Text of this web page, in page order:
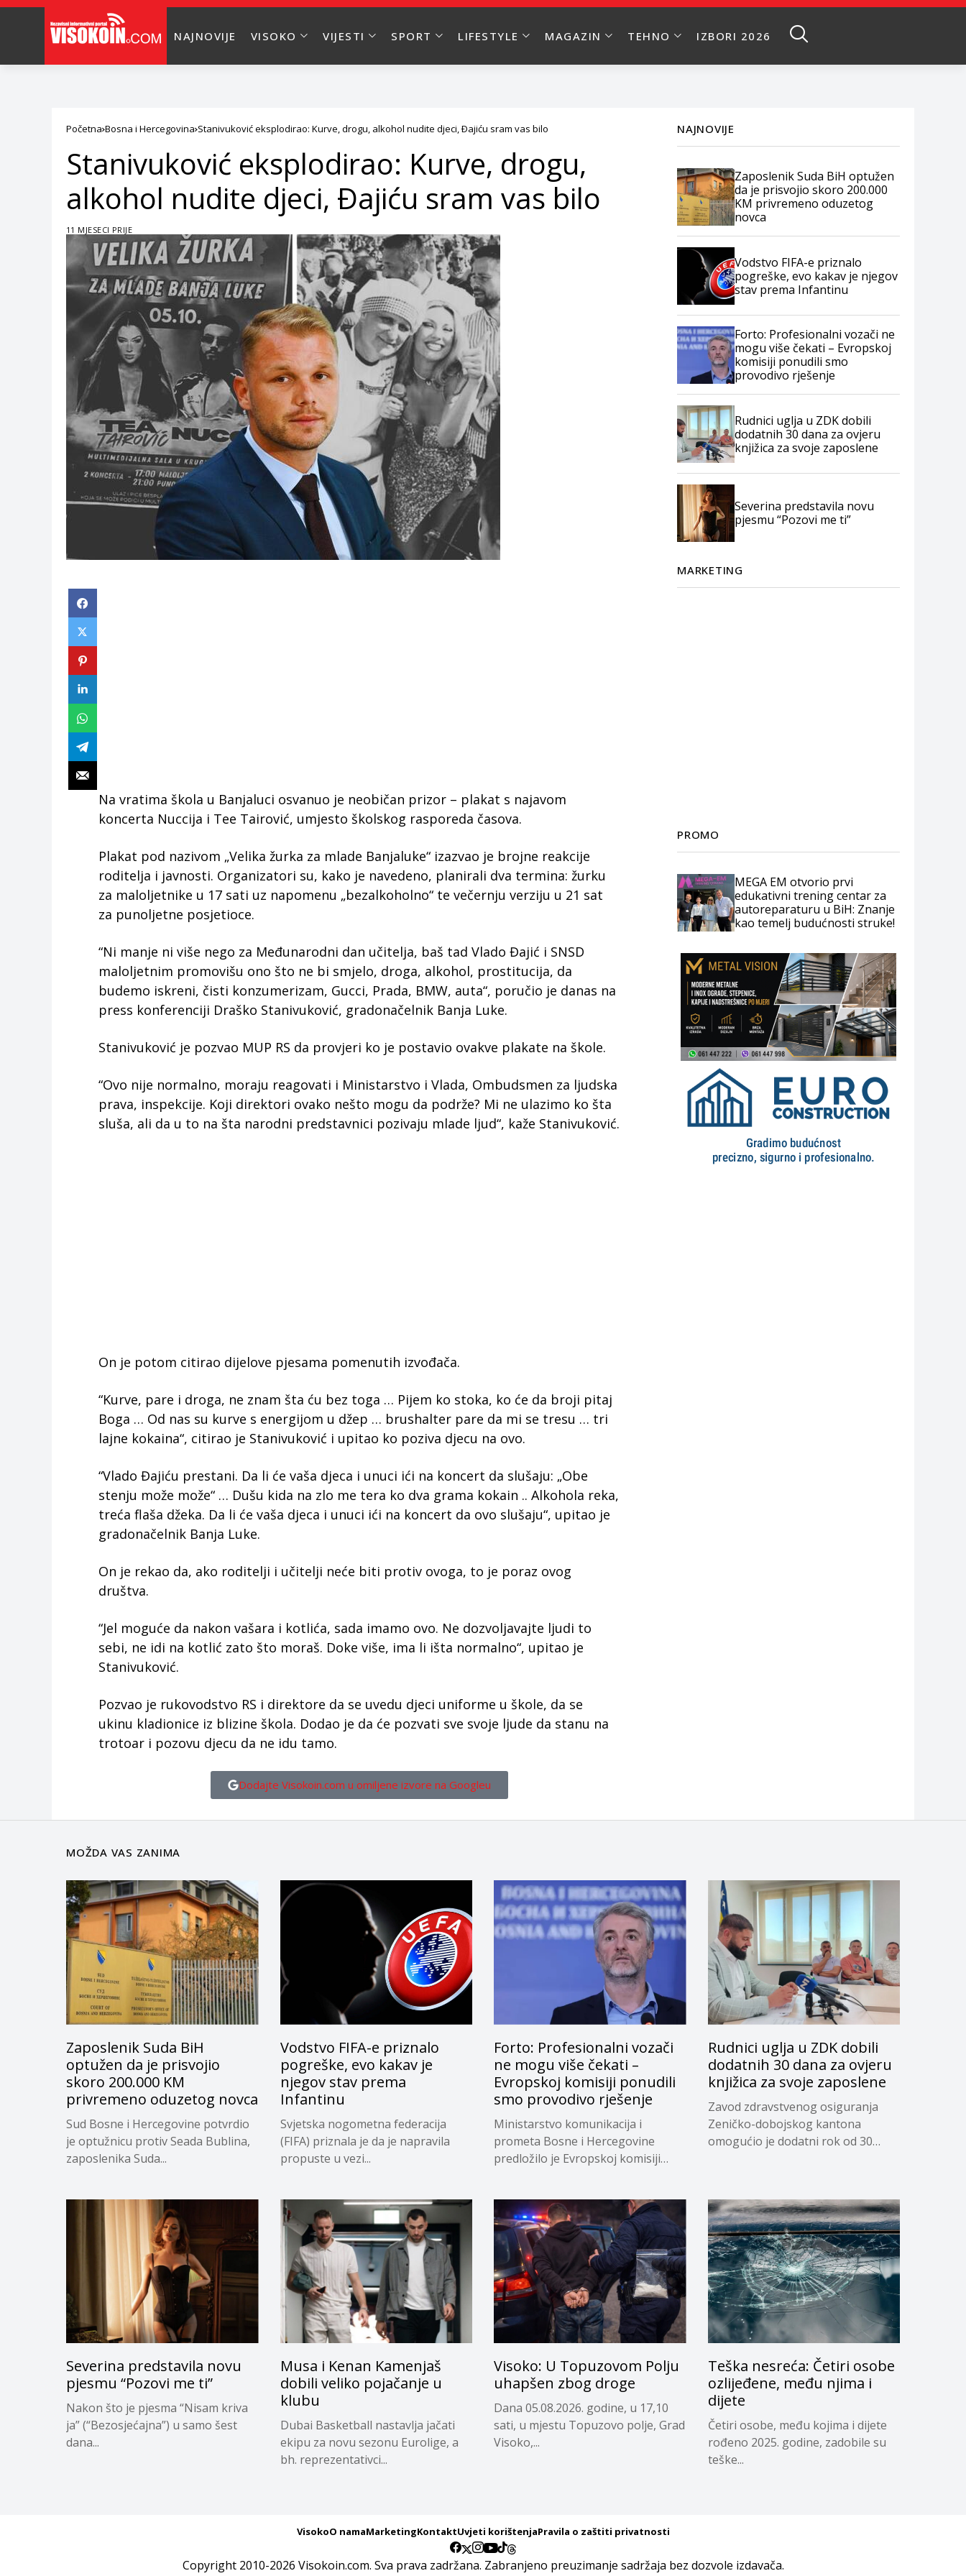
NAJNOVIJE VISOKO VIJESTI SPORT LIFESTYLE MAGAZIN TEHNO IZBORI 2026
Početna Bosna i Hercegovina Stanivuković eksplodirao: Kurve, drogu, alkohol nudite djeci, Ðajiću sram vas bilo
Stanivuković eksplodirao: Kurve, drogu,
alkohol nudite djeci, Ðajiću sram vas bilo
11 MJESECI PRIJE
Na vratima škola u Banjaluci osvanuo je neobičan prizor – plakat s najavom
koncerta Nuccija i Tee Tairović, umjesto školskog rasporeda časova.
Plakat pod nazivom „Velika žurka za mlade Banjaluke“ izazvao je brojne reakcije
roditelja i javnosti. Organizatori su, kako je navedeno, planirali dva termina: žurku
za maloljetnike u 17 sati uz napomenu „bezalkoholno“ te večernju verziju u 21 sat
za punoljetne posjetioce.
“Ni manje ni više nego za Međunarodni dan učitelja, baš tad Vlado Đajić i SNSD
maloljetnim promovišu ono što ne bi smjelo, droga, alkohol, prostitucija, da
budemo iskreni, čisti konzumerizam, Gucci, Prada, BMW, auta“, poručio je danas na
press konferenciji Draško Stanivuković, gradonačelnik Banja Luke.
Stanivuković je pozvao MUP RS da provjeri ko je postavio ovakve plakate na škole.
“Ovo nije normalno, moraju reagovati i Ministarstvo i Vlada, Ombudsmen za ljudska
prava, inspekcije. Koji direktori ovako nešto mogu da podrže? Mi ne ulazimo ko šta
sluša, ali da u to na šta narodni predstavnici pozivaju mlade ljud“, kaže Stanivuković.
On je potom citirao dijelove pjesama pomenutih izvođača.
“Kurve, pare i droga, ne znam šta ću bez toga … Pijem ko stoka, ko će da broji pitaj
Boga … Od nas su kurve s energijom u džep … brushalter pare da mi se tresu … tri
lajne kokaina“, citirao je Stanivuković i upitao ko poziva djecu na ovo.
“Vlado Đajiću prestani. Da li će vaša djeca i unuci ići na koncert da slušaju: „Obe
stenju može može“ … Dušu kida na zlo me tera ko dva grama kokain .. Alkohola reka,
treća flaša džeka. Da li će vaša djeca i unuci ići na koncert da ovo slušaju“, upitao je
gradonačelnik Banja Luke.
On je rekao da, ako roditelji i učitelji neće biti protiv ovoga, to je poraz ovog
društva.
“Jel moguće da nakon vašara i kotlića, sada imamo ovo. Ne dozvoljavajte ljudi to
sebi, ne idi na kotlić zato što moraš. Doke više, ima li išta normalno“, upitao je
Stanivuković.
Pozvao je rukovodstvo RS i direktore da se uvedu djeci uniforme u škole, da se
ukinu kladionice iz blizine škola. Dodao je da će pozvati sve svoje ljude da stanu na
trotoar i pozovu djecu da ne idu tamo.
Dodajte Visokoin.com u omiljene izvore na Googleu
NAJNOVIJE
Zaposlenik Suda BiH optužen
da je prisvojio skoro 200.000
KM privremeno oduzetog
novca
Vodstvo FIFA-e priznalo
pogreške, evo kakav je njegov
stav prema Infantinu
Forto: Profesionalni vozači ne
mogu više čekati – Evropskoj
komisiji ponudili smo
provodivo rješenje
Rudnici uglja u ZDK dobili
dodatnih 30 dana za ovjeru
knjižica za svoje zaposlene
Severina predstavila novu
pjesmu “Pozovi me ti”
MARKETING
PROMO
MEGA EM otvorio prvi
edukativni trening centar za
autoreparaturu u BiH: Znanje
kao temelj budućnosti struke!
MOŽDA VAS ZANIMA
Zaposlenik Suda BiH
optužen da je prisvojio
skoro 200.000 KM
privremeno oduzetog novca
Sud Bosne i Hercegovine potvrdio
je optužnicu protiv Seada Bublina,
zaposlenika Suda...
Vodstvo FIFA-e priznalo
pogreške, evo kakav je
njegov stav prema
Infantinu
Svjetska nogometna federacija
(FIFA) priznala je da je napravila
propuste u vezi...
Forto: Profesionalni vozači
ne mogu više čekati –
Evropskoj komisiji ponudili
smo provodivo rješenje
Ministarstvo komunikacija i
prometa Bosne i Hercegovine
predložilo je Evropskoj komisiji
Rudnici uglja u ZDK dobili
dodatnih 30 dana za ovjeru
knjižica za svoje zaposlene
Zavod zdravstvenog osiguranja
Zeničko-dobojskog kantona
omogućio je dodatni rok od 30
Severina predstavila novu
pjesmu “Pozovi me ti”
Nakon što je pjesma “Nisam kriva
ja” (“Bezosjećajna”) u samo šest
dana...
Musa i Kenan Kamenjaš
dobili veliko pojačanje u
klubu
Dubai Basketball nastavlja jačati
ekipu za novu sezonu Eurolige, a
bh. reprezentativci...
Visoko: U Topuzovom Polju
uhapšen zbog droge
Dana 05.08.2026. godine, u 17,10
sati, u mjestu Topuzovo polje, Grad
Visoko,...
Teška nesreća: Četiri osobe
ozlijeđene, među njima i
dijete
Četiri osobe, među kojima i dijete
rođeno 2025. godine, zadobile su
teške...
VisokoO namaMarketingKontaktUvjeti korištenjaPravila o zaštiti privatnosti
Copyright 2010-2026 Visokoin.com. Sva prava zadržana. Zabranjeno preuzimanje sadržaja bez dozvole izdavača.